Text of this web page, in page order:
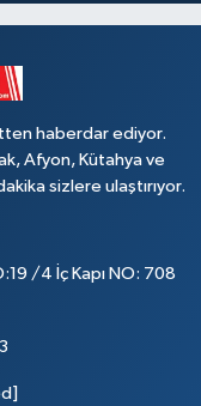
haberdar ediyor.
Afyon, Kütahya ve
sizlere ulaştırıyor.
/4 İç Kapı NO: 708